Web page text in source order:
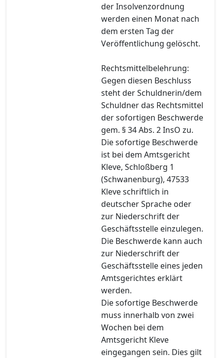
der Insolvenzordnung
werden einen Monat nach
dem ersten Tag der
Veröffentlichung gelöscht.
Rechtsmittelbelehrung:
Gegen diesen Beschluss
steht der Schuldnerin/dem
Schuldner das Rechtsmittel
der sofortigen Beschwerde
gem. § 34 Abs. 2 InsO zu.
Die sofortige Beschwerde
ist bei dem Amtsgericht
Kleve, Schloßberg 1
(Schwanenburg), 47533
Kleve schriftlich in
deutscher Sprache oder
zur Niederschrift der
Geschäftsstelle einzulegen.
Die Beschwerde kann auch
zur Niederschrift der
Geschäftsstelle eines jeden
Amtsgerichtes erklärt
werden.
Die sofortige Beschwerde
muss innerhalb von zwei
Wochen bei dem
Amtsgericht Kleve
eingegangen sein. Dies gilt